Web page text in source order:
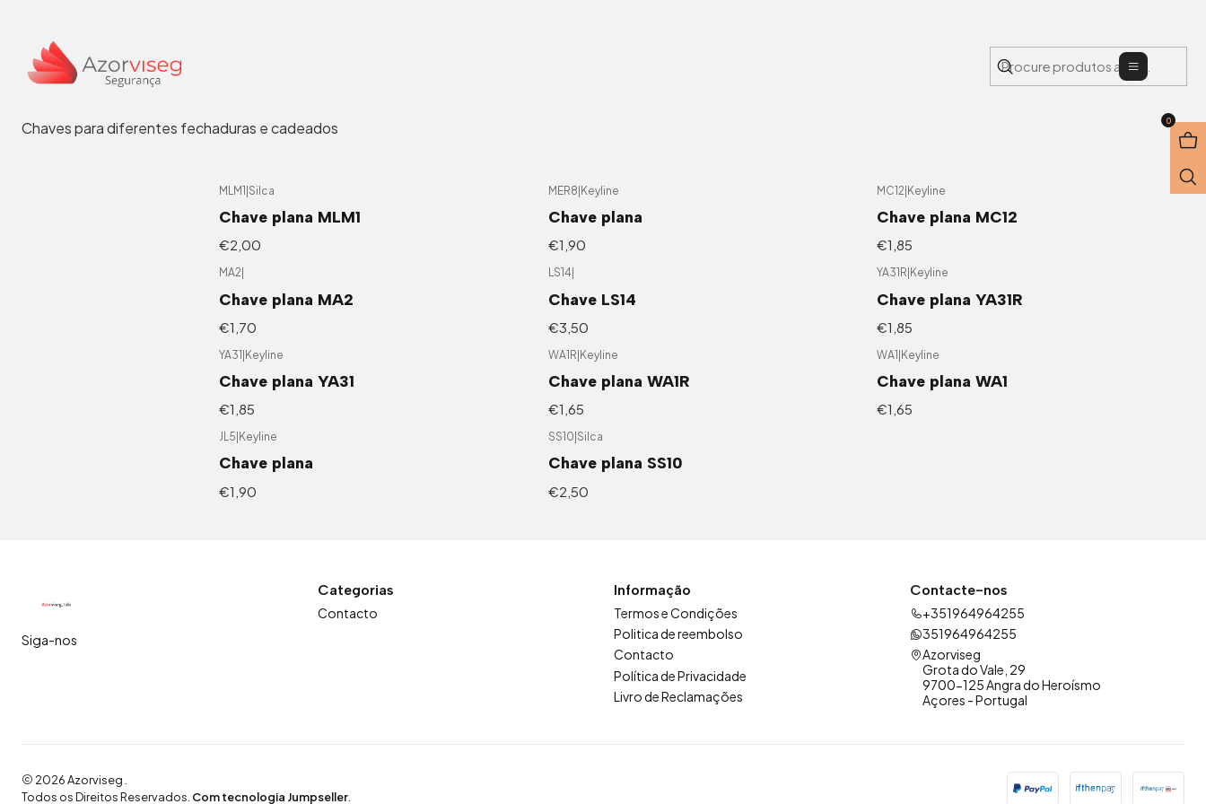
0
Chaves residenciais
Chaves para diferentes fechaduras e cadeados
MLM1 Silca
Chave plana MLM1
€2,00
MER8 Keyline
Chave plana
€1,90
MC12 Keyline
Chave plana MC12
€1,85
MA2
Chave plana MA2
€1,70
LS14
Chave LS14
€3,50
YA31R Keyline
Chave plana YA31R
€1,85
YA31 Keyline
Chave plana YA31
€1,85
WA1R Keyline
Chave plana WA1R
€1,65
WA1 Keyline
Chave plana WA1
€1,65
JL5 Keyline
Chave plana
€1,90
SS10 Silca
Chave plana SS10
€2,50
Siga-nos
Categorias
Contacto
Informação
Termos e Condições
Politica de reembolso
Contacto
Política de Privacidade
Livro de Reclamações
Contacte-nos
+351964964255
351964964255
Azorviseg
Grota do Vale, 29
9700-125 Angra do Heroísmo
Açores - Portugal
2026 Azorviseg .
Todos os Direitos Reservados. Com tecnologia Jumpseller